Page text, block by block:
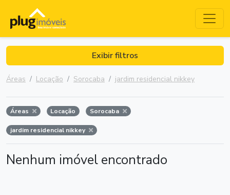
Exibir filtros
Áreas Locação Sorocaba jardim residencial nikkey
Áreas Locação Sorocaba
jardim residencial nikkey
Nenhum imóvel encontrado